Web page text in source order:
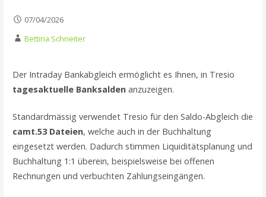
07/04/2026
Bettina Schneiter
Der Intraday Bankabgleich ermöglicht es Ihnen, in Tresio
tagesaktuelle Banksaldenanzuzeigen.
Standardmässig verwendet Tresio für den Saldo-Abgleich die
camt.53 Dateien, welche auch in der Buchhaltung
eingesetzt werden. Dadurch stimmen Liquiditätsplanung und
Buchhaltung 1:1 überein, beispielsweise bei offenen
Rechnungen und verbuchten Zahlungseingängen.